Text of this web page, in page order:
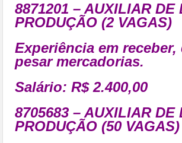
8871201 – AUXILIAR DE
PRODUÇÃO (2 VAGAS)
Experiência em
pesar mercadorias.
Salário: R$ 2.400,00
8705683 – AUXILIAR DE
PRODUÇÃO (50 VAGAS)